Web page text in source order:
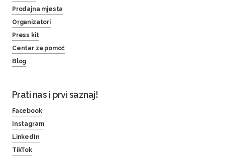
Prodajna mjesta
Organizatori
Press kit
Centar za pomoć
Blog
Prati nas i prvi saznaj!
Facebook
Instagram
LinkedIn
TikTok